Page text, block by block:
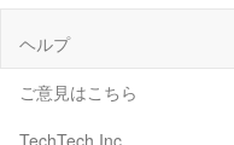
ヘルプ
ご意見はこちら
TechTech Inc.